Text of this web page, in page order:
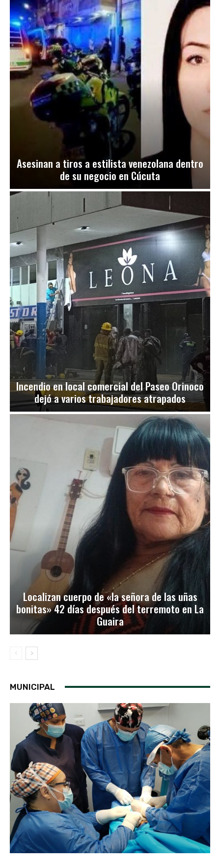
Asesinan a tiros a estilista venezolana dentro
de su negocio en Cúcuta
Incendio en local comercial del Paseo Orinoco
dejó a varios trabajadores atrapados
Localizan cuerpo de «la señora de las uñas
bonitas» 42 días después del terremoto en La
Guaira
MUNICIPAL